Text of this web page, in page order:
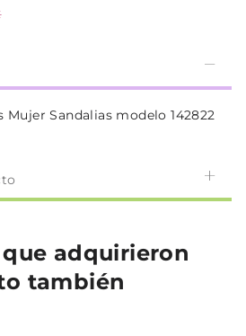
Mujer Sandalias modelo 142822
adquirieron
también